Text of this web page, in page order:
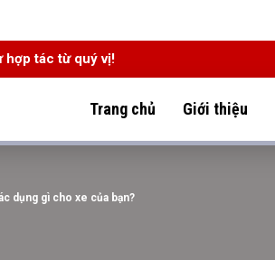
hợp tác từ quý vị!
Trang chủ Giới thiệu
dụng gì cho xe của bạn?